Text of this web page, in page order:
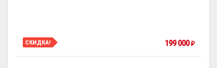
СКИДКА! 199 000 ₽